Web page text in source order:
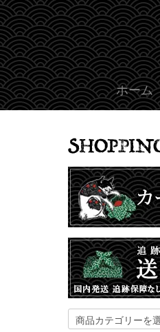
ホーム